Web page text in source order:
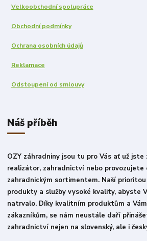
Velkoobchodní spolupráce
Obchodní podmínky
Ochrana osobních údajů
Reklamace
Odstoupení od smlouvy
Náš příběh
OZY záhradniny jsou tu pro Vás ať už jste
realizátor, zahradnictví nebo provozujete
zahradnickým sortimentem. Naší
produkty a služby vysoké kvality, abyste
natrvalo. Díky kvalitním produktům a
zákazníkům, se nám neustále daří
zahradnictví nejen na slovenský, ale i